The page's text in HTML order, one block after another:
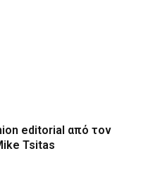
editorial από τον
Tsitas